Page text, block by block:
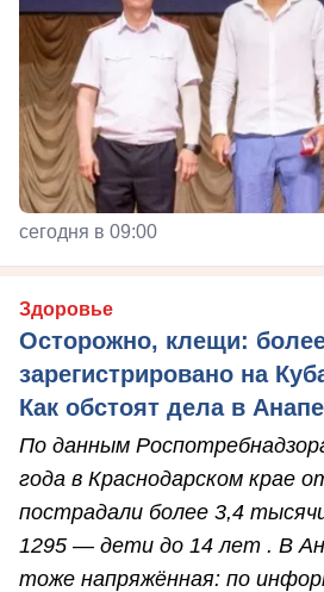
сегодня в 09:00
Здоровье
Осторожно, клещи:
зарегистрировано на
Как обстоят дела в Анапе
По данным
года в Краснодарском крае
пострадали более 3,4
1295 — дети до 14 лет . В
тоже напряжённая: по